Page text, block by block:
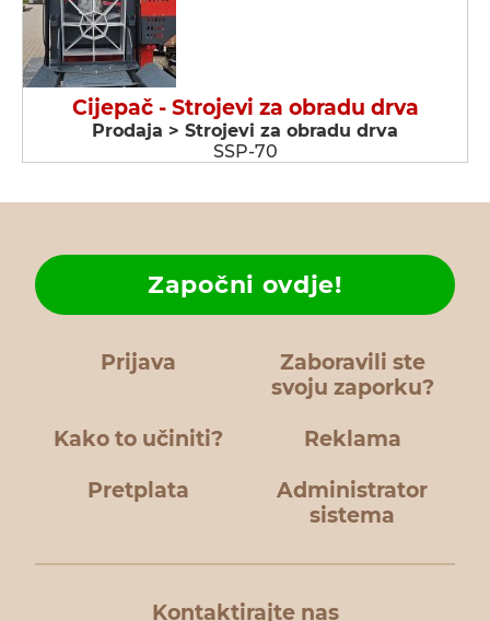
Cijepač - Strojevi za obradu drva
Prodaja > Strojevi za obradu drva
SSP-70
Prijava
Zaboravili ste
svoju zaporku?
Kako to učiniti?
Započni ovdje!
Reklama
Pretplata
Administrator
sistema
Kontaktirajte nas